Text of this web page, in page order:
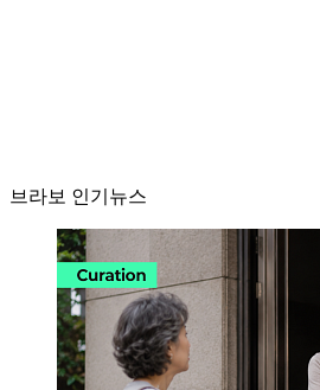
브라보 인기뉴스